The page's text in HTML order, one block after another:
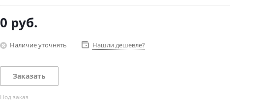
0 руб.
Наличие уточнять Нашли дешевле?
Заказать
Под заказ